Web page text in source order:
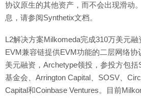
协议原生的其他资产，而不会出现滑动
息，请参阅Synthetix文档。
L2解决方案Milkomeda完成310万美元
EVM兼容链提供EVM功能的二层网络协
美元融资，Archetype领投，参投方包括
基金会、Arrington Capital、SOSV、
Capital和Coinbase Ventures。目前